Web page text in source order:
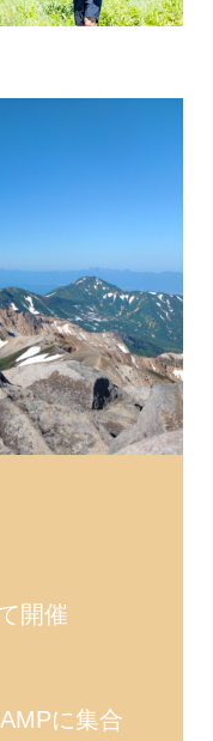
開催
に集合